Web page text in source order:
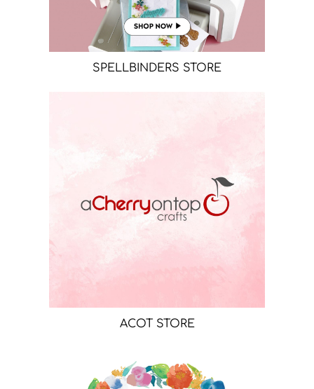
SPELLBINDERS STORE
ACOT STORE